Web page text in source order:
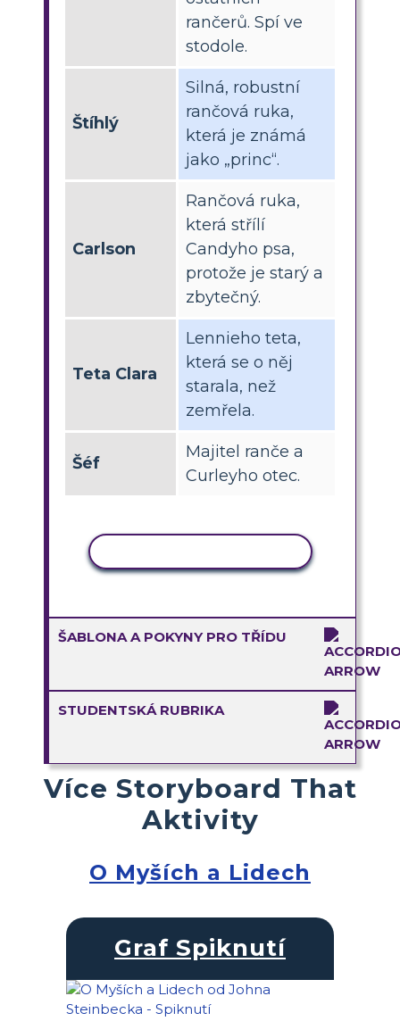
rančerů. Spí ve
stodole.
Štíhlý
Silná, robustní
rančová ruka,
která je známá
jako „princ“.
Carlson
Rančová ruka,
která střílí
Candyho psa,
protože je starý a
zbytečný.
Teta Clara
Lennieho teta,
která se o něj
starala, než
zemřela.
Šéf
Majitel ranče a
Curleyho otec.
ŠABLONA A POKYNY PRO TŘÍDU
STUDENTSKÁ RUBRIKA
Více Storyboard That
Aktivity
O Myších a Lidech
Graf Spiknutí